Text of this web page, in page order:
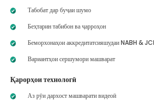
Табобат дар буҷаи шумо
Беҳтарин табибон ва ҷарроҳон
Беморхонаҳои аккредитатсияшудаи NABH & JCI
Вариантҳои сершумори машварат
Қарорҳои технологӣ
Аз рӯи дархост машварати видеоӣ